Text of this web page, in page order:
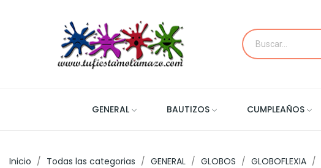
GENERAL BAUTIZOS CUMPLEAÑOS
Inicio Todas las categorias GENERAL GLOBOS GLOBOFLEXIA